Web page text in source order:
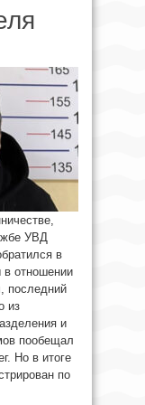
УВД
в
в отношении
последний
из
и
пообещал
Но в итоге
по